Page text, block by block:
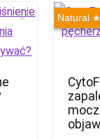
Natural